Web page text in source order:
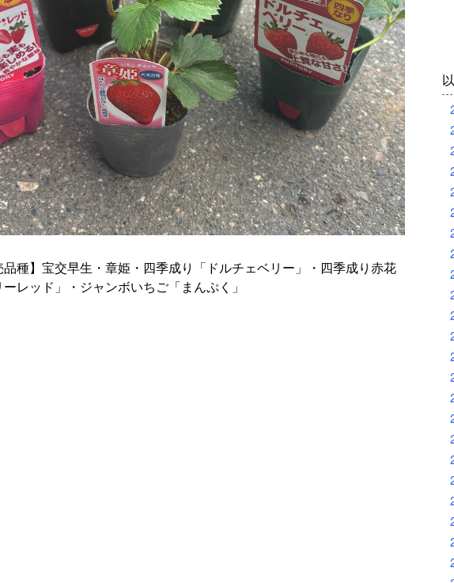
品種】宝交早生・章姫・四季成り「ドルチェベリー」・四季成り赤花
ーレッド」・ジャンボいちご「まんぷく」